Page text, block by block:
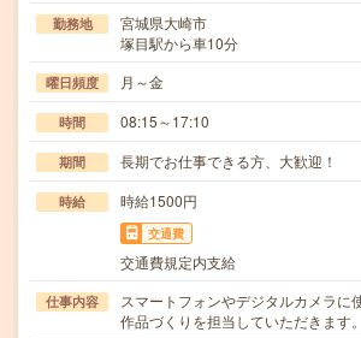
勤務地
宮城県大崎市
塚目駅から車10分
曜日頻度 月～金
時間 08:15～17:10
期間 長期でお仕事できる方、大歓迎！
時給 時給1500円
交通費
交通費規定内支給
仕事内容
スマートフォンやデジタルカメラに
作品づくりを担当していただきます